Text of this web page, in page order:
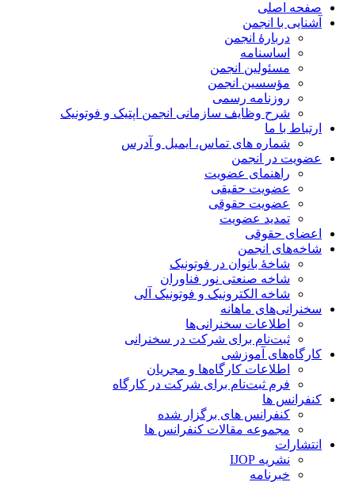
صفحه اصلی
آشنایی با انجمن
دربارۀ انجمن
اساسنامه
مسئولین انجمن
مؤسسین انجمن
روزنامه رسمی
شرح وظایف سازمانی انجمن اپتیک و فوتونیک
ارتباط با ما
شماره های تماس، ایمیل و آدرس
عضویت در انجمن
راهنمای عضویت
عضویت حقیقی
عضویت حقوقی
تمدید عضویت
اعضای حقوقی
شاخه‌های انجمن
شاخۀ بانوان در فوتونیک
شاخه صنعتی نور فناوران
شاخه‌ الکترونیک و فوتونیک آلی
سخنرانی‌های ماهانه
اطلاعات سخنرانی‌‌ها
ثبت‌نام برای شرکت در سخنرانی
کارگاه‌های آموزشی
اطلاعات کارگاه‌ها و مجریان
فرم ثبت‌نام برای شرکت در کارگاه
کنفرانس ها
کنفرانس های برگزار شده
مجموعه مقالات کنفرانس ها
انتشارات
نشریه IJOP
خبرنامه